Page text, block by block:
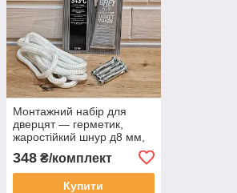
Монтажний набір для
дверцят — герметик,
жаростійкий шнур д8 мм,
348 ₴/комплект
Купити